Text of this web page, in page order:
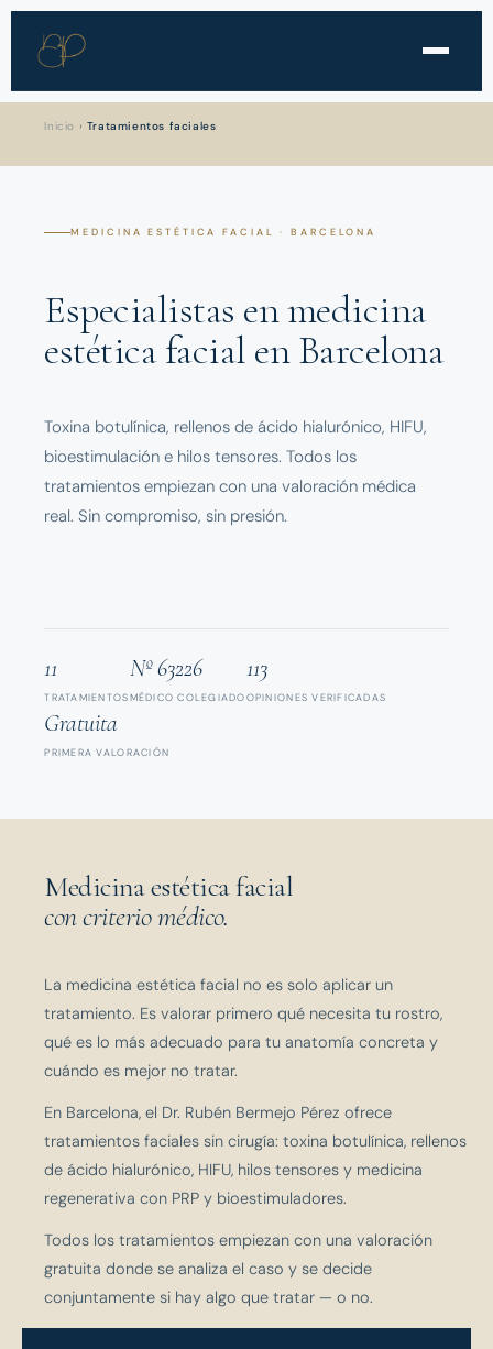
Inicio › Tratamientos faciales
MEDICINA ESTÉTICA FACIAL · BARCELONA
Especialistas en medicina
estética facial en Barcelona
Toxina botulínica, rellenos de ácido hialurónico, HIFU,
bioestimulación e hilos tensores. Todos los
tratamientos empiezan con una valoración médica
real. Sin compromiso, sin presión.
11
TRATAMIENTOS
Nº 63226
MÉDICO COLEGIADO
113
OPINIONES VERIFICADAS
Gratuita
PRIMERA VALORACIÓN
Medicina estética facial
con criterio médico.
La medicina estética facial no es solo aplicar un
tratamiento. Es valorar primero qué necesita tu rostro,
qué es lo más adecuado para tu anatomía concreta y
cuándo es mejor no tratar.
En Barcelona, el Dr. Rubén Bermejo Pérez ofrece
tratamientos faciales sin cirugía: toxina botulínica, rellenos
de ácido hialurónico, HIFU, hilos tensores y medicina
regenerativa con PRP y bioestimuladores.
Todos los tratamientos empiezan con una valoración
gratuita donde se analiza el caso y se decide
conjuntamente si hay algo que tratar — o no.